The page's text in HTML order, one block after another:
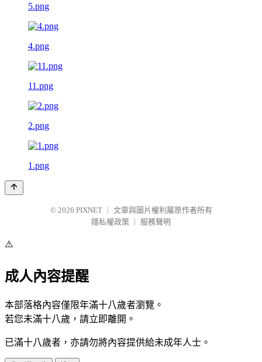
5.png
4.png
11.png
2.png
1.png
© 2026 PIXNET
文章與圖片權利屬原作者所有
隱私權政策
服務聲明
⚠️
成人內容提醒
本部落格內容僅限年滿十八歲者瀏覽。
若您未滿十八歲，請立即離開。
已滿十八歲者，亦請勿將內容提供給未成年人士。